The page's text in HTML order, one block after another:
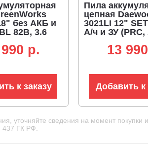
без АКБ и
82В, 3.6
p.
к заказу
Пила
цепная
3021Li 12"
А/ч и ЗУ (PRC,
инструмента,
13
Добавить к
уточняйте сведения на момент покупки
437 ГК РФ.